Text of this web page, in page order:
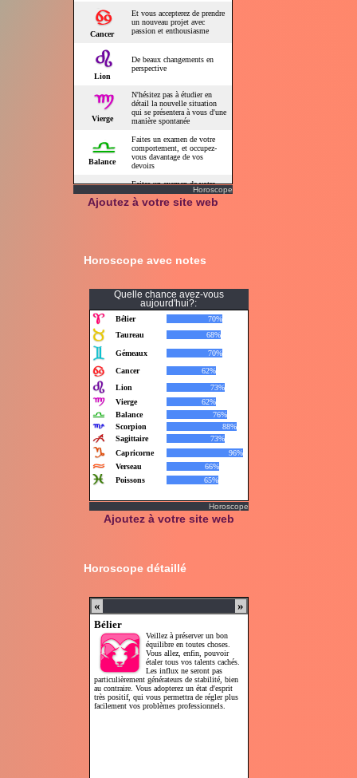
Horoscope
Ajoutez à votre site web
Horoscope avec notes
Quelle chance avez-vous
aujourd'hui?:
Horoscope
Ajoutez à votre site web
Horoscope détaillé